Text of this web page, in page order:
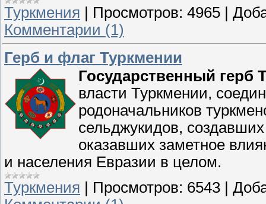
Туркмения Просмотров: 4965
Комментарии (1)
Герб и флаг Туркмении
Государственный герб
власти Туркмении,
родоначальников
сельджукидов,
оказавших заметное
и населения Евразии в целом.
Туркмения
Просмотров: 6543